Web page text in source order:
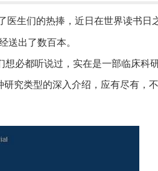
医生们的热捧，近日在世界读书日
送出了数百本。
必都听说过，实在是一部临床科
究类型的深入介绍，应有尽有，